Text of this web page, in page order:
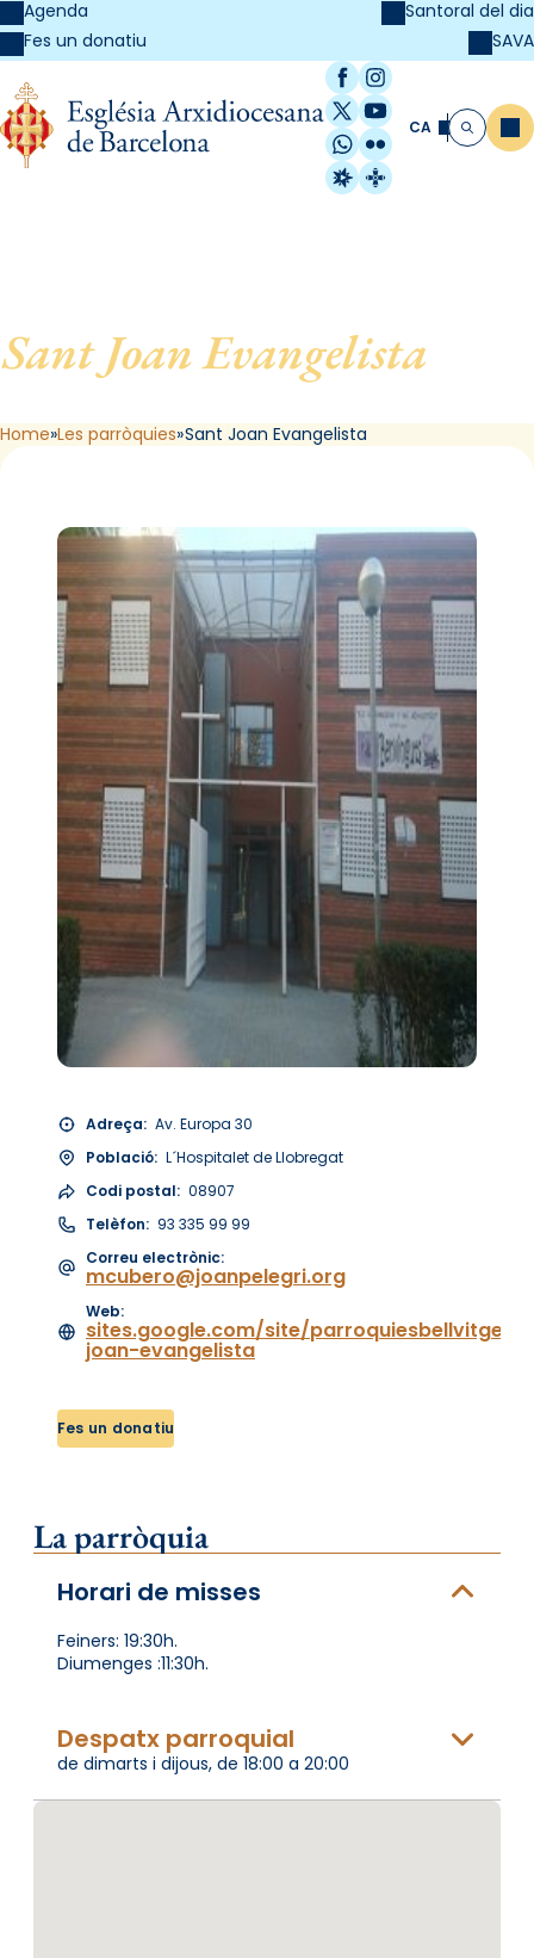
Agenda
Fes un donatiu
Santoral del dia
SAVA
Facebook
Instagram
X / Twitter
YouTube
WhatsApp
Flickr
Radio Estel
Catalunya
CA Cerca
Sant Joan Evangelista
´Hospitalet de Llobregat
Home Les parròquies Sant Joan Evangelista
Adreça: Av. Europa 30
Població: L´Hospitalet de Llobregat
Codi postal: 08907
Telèfon: 93 335 99 99
Correu electrònic:
mcubero@joanpelegri.org
Web:
sites.google.com/site/
joan-evangelista
Fes un donatiu
La parròquia
Horari de misses
Feiners: 19:30h.
Diumenges :11:30h.
Despatx parroquial
de dimarts i dijous, de 18:00 a 20:00